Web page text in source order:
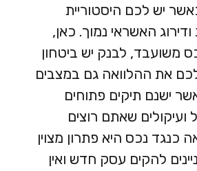
יש לכם היסטוריית
האשראי נמוך. כאן,
משועבד, לבנק יש ביטחון
את ההלוואה גם במצבים
ישנם תיקים פתוחים
ועיקולים שאתם רוצים
כנגד נכס היא פתרון מצוין
להקים עסק חדש ואין